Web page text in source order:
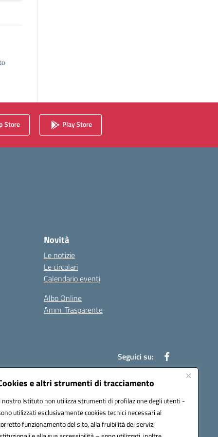
e altri strumenti di tracciamento
nostro Istituto non utilizza strumenti di profilazione degli utenti -
utilizzati esclusivamente cookies tecnici necessari al
funzionamento del sito, alla fruibilità dei servizi
Store Play Store
Novità
Le notizie
Le circolari
Calendario eventi
Albo Online
Amm. Trasparente
Seguici su: